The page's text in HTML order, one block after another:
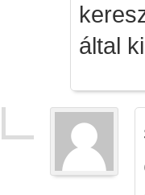
által